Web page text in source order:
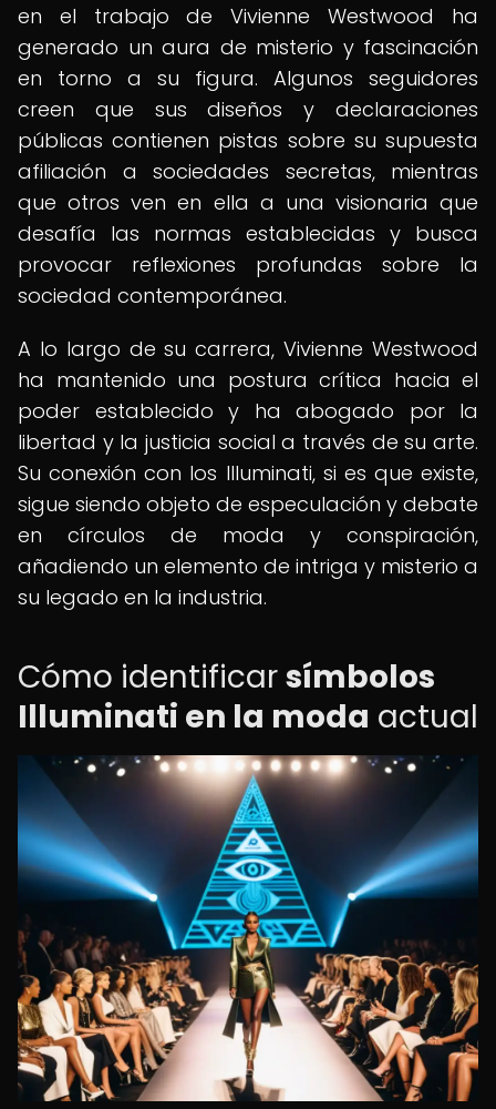
en el trabajo de Vivienne Westwood ha
generado un aura de misterio y fascinación
en torno a su figura. Algunos seguidores
creen que sus diseños y declaraciones
públicas contienen pistas sobre su supuesta
afiliación a sociedades secretas, mientras
que otros ven en ella a una visionaria que
desafía las normas establecidas y busca
provocar reflexiones profundas sobre la
sociedad contemporánea.
A lo largo de su carrera, Vivienne Westwood
ha mantenido una postura crítica hacia el
poder establecido y ha abogado por la
libertad y la justicia social a través de su arte.
Su conexión con los Illuminati, si es que existe,
sigue siendo objeto de especulación y debate
en círculos de moda y conspiración,
añadiendo un elemento de intriga y misterio a
su legado en la industria.
Cómo identificarsímbolos
Illuminati en la moda actual